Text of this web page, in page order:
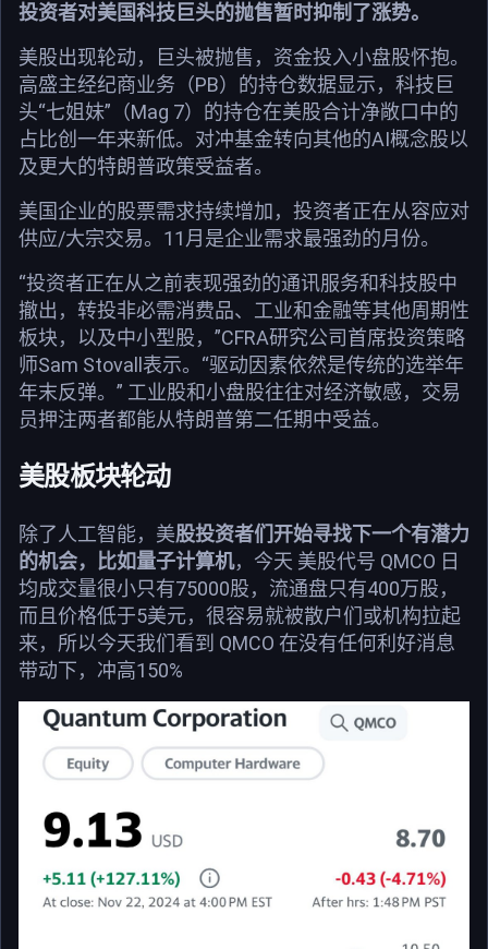
投资者对美国科技巨头的抛售暂时抑制了涨势。
美股出现轮动，巨头被抛售，资金投入小盘股怀抱。
高盛主经纪商业务（PB）的持仓数据显示，科技巨
头“七姐妹”（Mag 7）的持仓在美股合计净敞口中的
占比创一年来新低。对冲基金转向其他的AI概念股以
及更大的特朗普政策受益者。
美国企业的股票需求持续增加，投资者正在从容应对
供应/大宗交易。11月是企业需求最强劲的月份。
“投资者正在从之前表现强劲的通讯服务和科技股中
撤出，转投非必需消费品、工业和金融等其他周期性
板块，以及中小型股，”CFRA研究公司首席投资策略
师Sam Stovall表示。“驱动因素依然是传统的选举年
年末反弹。” 工业股和小盘股往往对经济敏感，交易
员押注两者都能从特朗普第二任期中受益。
美股板块轮动
除了人工智能，美股投资者们开始寻找下一个有潜力
的机会，比如量子计算机，今天 美股代号 QMCO 日
均成交量很小只有75000股，流通盘只有400万股，
而且价格低于5美元，很容易就被散户们或机构拉起
来，所以今天我们看到 QMCO 在没有任何利好消息
带动下，冲高150%